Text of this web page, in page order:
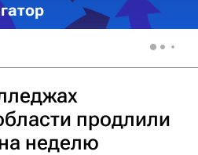
продлили
неделю